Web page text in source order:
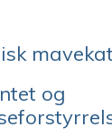
og